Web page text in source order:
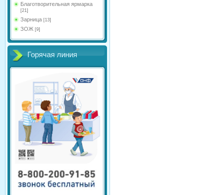
Благотворительная ярмарка
[21]
Зарница [13]
ЗОЖ [9]
Горячая линия